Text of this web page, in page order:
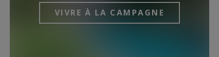
VIVRE À LA CAMPAGNE